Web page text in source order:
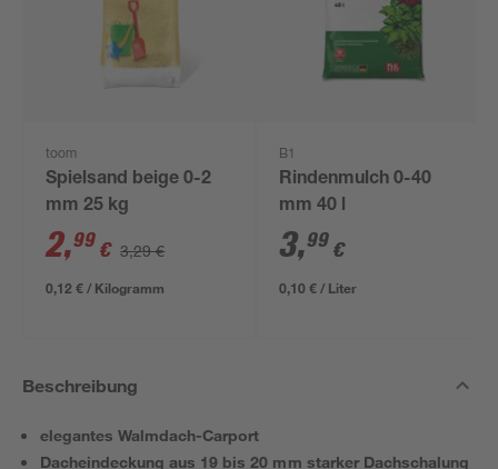
toom
Spielsand beige 0-2
mm 25 kg
2,99 € 3,29 €
0,12 € / Kilogramm
B1
Rindenmulch 0-40
mm 40 l
3,99 €
0,10 € / Liter
Beschreibung
elegantes Walmdach-Carport
Dacheindeckung aus 19 bis 20 mm starker Dachschalung